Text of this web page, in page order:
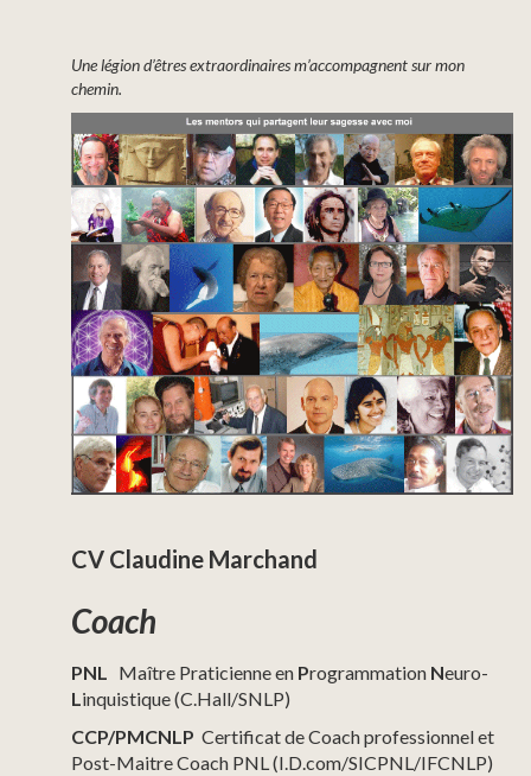
Une légion d’êtres extraordinaires m’accompagnent sur mon
chemin.
CV Claudine Marchand
Coach
PNL Maître Praticienne en Programmation Neuro-
Linquistique (C.Hall/SNLP)
CCP/PMCNLP Certificat de Coach professionnel et
Post-Maitre Coach PNL (I.D.com/SICPNL/IFCNLP)